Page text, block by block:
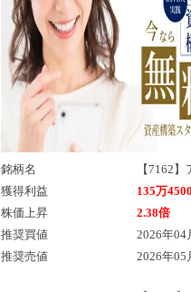
銘柄名
【7162
獲得利益
135万
株価上昇
2.38倍
推奨買値
2026年04
推奨売値
2026年05